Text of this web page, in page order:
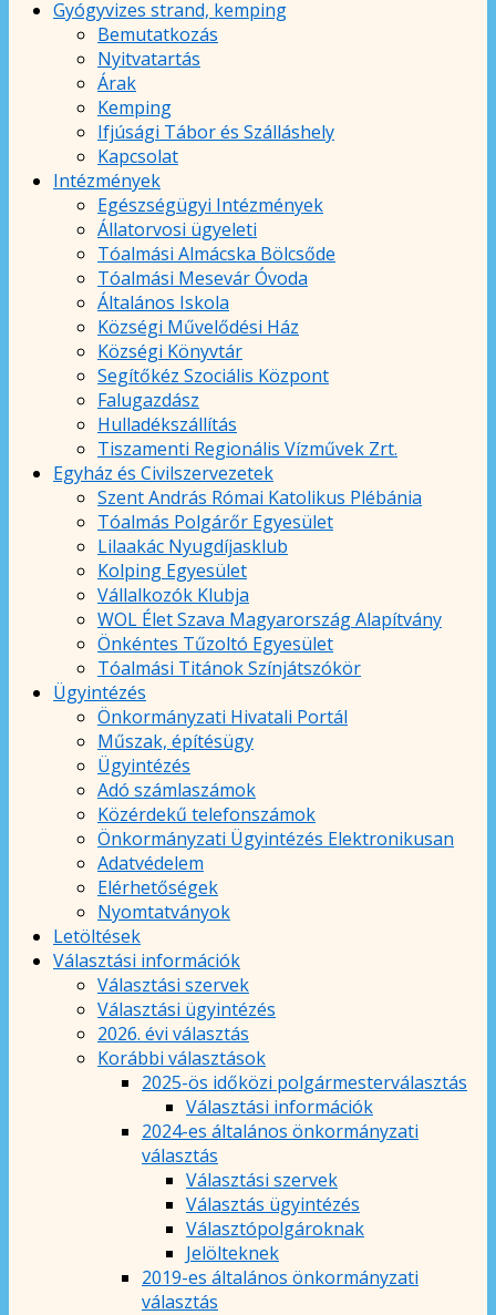
Gyógyvizes strand, kemping
Bemutatkozás
Nyitvatartás
Árak
Kemping
Ifjúsági Tábor és Szálláshely
Kapcsolat
Intézmények
Egészségügyi Intézmények
Állatorvosi ügyeleti
Tóalmási Almácska Bölcsőde
Tóalmási Mesevár Óvoda
Általános Iskola
Községi Művelődési Ház
Községi Könyvtár
Segítőkéz Szociális Központ
Falugazdász
Hulladékszállítás
Tiszamenti Regionális Vízművek Zrt.
Egyház és Civilszervezetek
Szent András Római Katolikus Plébánia
Tóalmás Polgárőr Egyesület
Lilaakác Nyugdíjasklub
Kolping Egyesület
Vállalkozók Klubja
WOL Élet Szava Magyarország Alapítvány
Önkéntes Tűzoltó Egyesület
Tóalmási Titánok Színjátszókör
Ügyintézés
Önkormányzati Hivatali Portál
Műszak, építésügy
Ügyintézés
Adó számlaszámok
Közérdekű telefonszámok
Önkormányzati Ügyintézés Elektronikusan
Adatvédelem
Elérhetőségek
Nyomtatványok
Letöltések
Választási információk
Választási szervek
Választási ügyintézés
2026. évi választás
Korábbi választások
2025-ös időközi polgármesterválasztás
Választási információk
2024-es általános önkormányzati
választás
Választási szervek
Választás ügyintézés
Választópolgároknak
Jelölteknek
2019-es általános önkormányzati
választás